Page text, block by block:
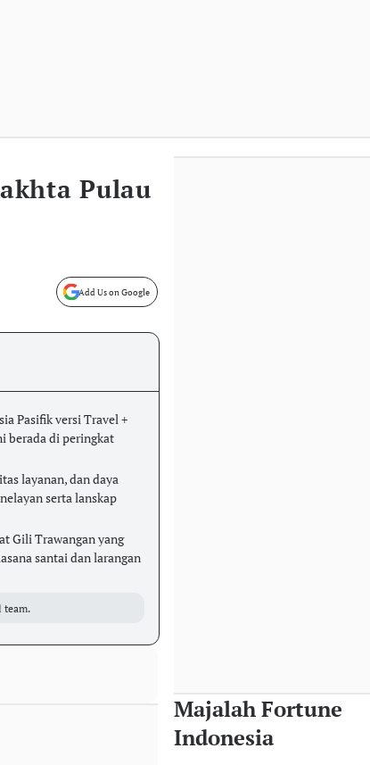
Pulau
Add Us on Google
Pasifik versi Travel +
berada di peringkat
layanan, dan daya
serta lanskap
Gili Trawangan yang
santai dan larangan
team.
Majalah Fortune
Indonesia